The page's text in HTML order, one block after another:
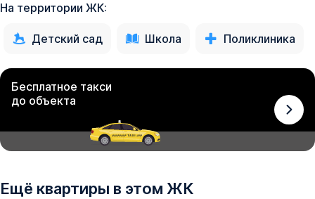
На территории ЖК:
Детский сад Школа Поликлиника
Бесплатное такси
до объекта
Ещё квартиры в этом ЖК